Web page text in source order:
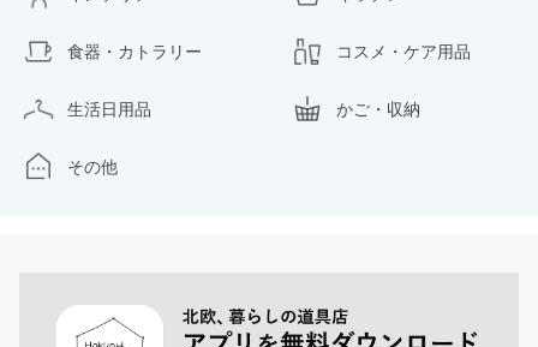
食器・カトラリー コスメ・ケア用品
生活日用品 かご・収納
その他